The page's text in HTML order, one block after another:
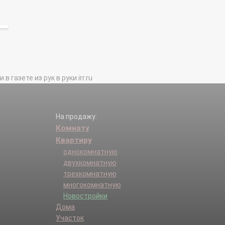
газете из рук в руки irr.ru
На продажу:
Комнату
Квартиру
однокомнатную
двухкомнатную
трехкомнатную
многокомнатную
Новостройки
Дома
Участок